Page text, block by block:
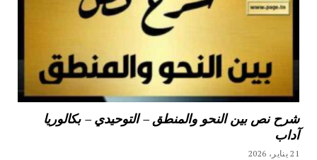
شرح نص بين النحو والمنطق – التوحيدي – بكالوريا
آداب
21 يناير، 2026